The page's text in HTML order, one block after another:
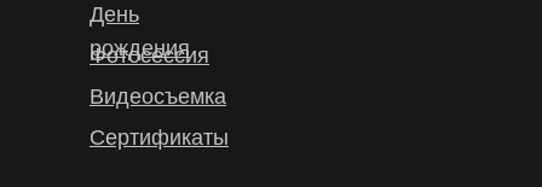
День
рождения
Фотосессия
Видеосъемка
Сертификаты